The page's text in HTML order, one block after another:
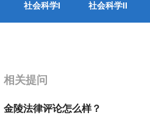
社会科学I 社会科学II
相关提问
金陵法律评论怎么样？